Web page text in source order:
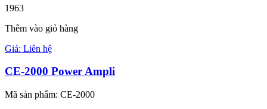
1963
Thêm vào giỏ hàng
Giá: Liên hệ
CE-2000 Power Ampli
Mã sản phẩm: CE-2000